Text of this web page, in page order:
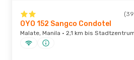
OYO 152 Sangco Condotel
Malate, Manila · 2,1 km bis